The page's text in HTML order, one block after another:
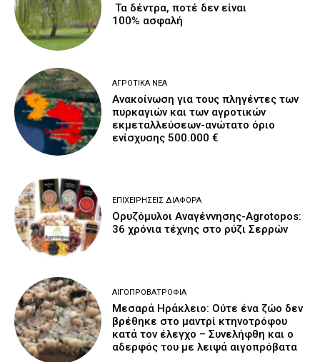
Τα δέντρα, ποτέ δεν είναι
100% ασφαλή
ΑΓΡΟΤΙΚΆ ΝΈΑ
Ανακοίνωση για τους πληγέντες των
πυρκαγιών και των αγροτικών
εκμεταλλεύσεων-ανώτατο όριο
ενίσχυσης 500.000 €
ΕΠΙΧΕΙΡΉΣΕΙΣ ΔΙΆΦΟΡΑ
Ορυζόμυλοι Αναγέννησης-Agrotopos:
36 χρόνια τέχνης στο ρύζι Σερρών
ΑΙΓΟΠΡΟΒΑΤΡΟΦΊΑ
Μεσαρά Ηράκλειο: Ούτε ένα ζώο δεν
βρέθηκε στο μαντρί κτηνοτρόφου
κατά τον έλεγχο – Συνελήφθη και ο
αδερφός του με λειψά αιγοπρόβατα